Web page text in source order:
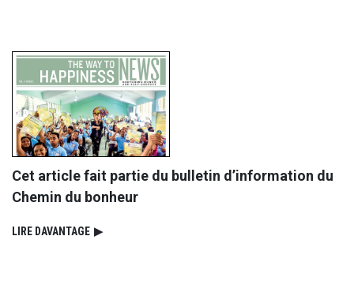
Cet article fait partie du bulletin d’information du
Chemin du bonheur
LIRE DAVANTAGE ▶